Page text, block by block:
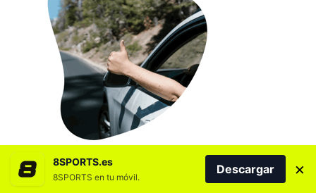
8SPORTS.es
8SPORTS en tu móvil.
Descargar ×